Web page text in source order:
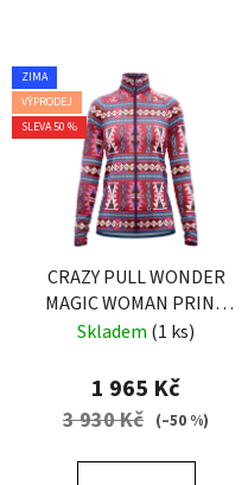
ZIMA
VÝPRODEJ
SLEVA 50 %
CRAZY PULL WONDER
MAGIC WOMAN PRINT
ETHNIC
Skladem (1 ks)
1 965 Kč
3 930 Kč (–50 %)